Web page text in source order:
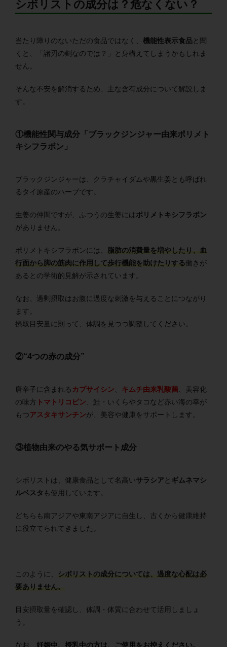
シボリストの成分は？危なくない？
当たり障りのないただの食品ではなく、 機能性表示食品と聞
くと、「諸刃の剣なのでは？」と身構えてしまうかもしれま
せん。
そんな不安を解消するため、主な含有成分について解説しま
す。
①機能性関与成分「ブラックジンジャー由来ポリメト
キシフラボン」
ブラックジンジャーは、クラチャイダムや黒生姜とも呼ばれ
るタイ原産のハーブです。
生姜の仲間ですが、ふつうの生姜にはポリメトキシフラボン
がありません。
ポリメトキシフラボンには、
脂肪の消費量を増やしたり、血
行面から脚の筋肉に作用して歩行機能を助けたりする働きが
あるとの学術的見解が示されています。
なお、過剰摂取はお腹に過度な刺激を与えることにつながり
ます。
摂取目安量に則って、体調を見つつ調整してください。
②“4つの赤の成分”
唐辛子に含まれる カプサイシン キムチ由来乳酸菌 、美容化
の味方 トマトリコピン 、鮭・いくらやタコなど赤い海の幸が
もつアスタキサンチンが、美容や健康をサポートします。
③植物由来のやる気サポート成分
シボリストは、健康食品として名高いサラシア と ギムネマシ
ルベスタ も使用しています。
どちらも南アジアや東南アジアに自生し、古くから健康維持
に役立てられてきました。
このように、
シボリストの成分については、過度な心配は必
要ありません。
目安摂取量を確認し、体調・体質に合わせて活用しましょ
う。
なお、 妊娠中、授乳中の方は、ご使用をお控えください。